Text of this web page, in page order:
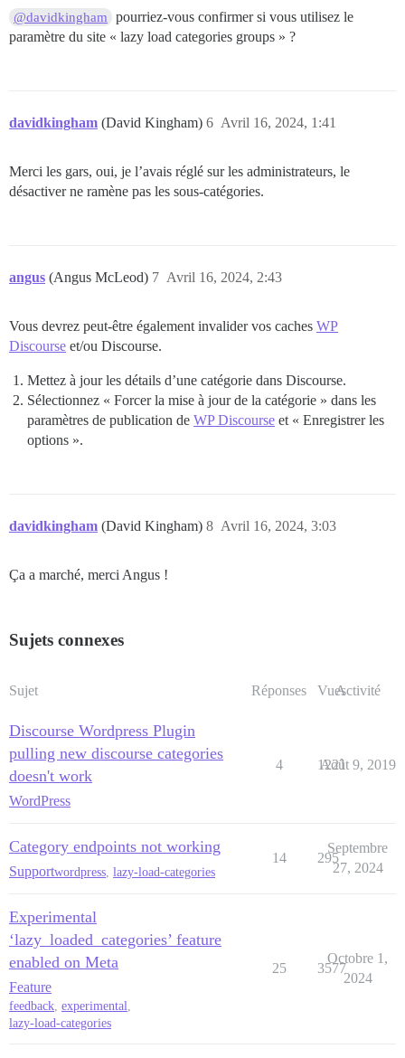
@davidkingham
pourriez-vous confirmer si vous utilisez le
paramètre du site « lazy load categories groups » ?
davidkingham (David Kingham) Avril 16, 2024, 1:41
6
Merci les gars, oui, je l’avais réglé sur les administrateurs, le
désactiver ne ramène pas les sous-catégories.
angus (Angus McLeod) Avril 16, 2024, 2:43
7
Vous devrez peut-être également invalider vos caches WP
Discourse et/ou Discourse.
Mettez à jour les détails d’une catégorie dans Discourse.
Sélectionnez « Forcer la mise à jour de la catégorie » dans les
paramètres de publication de WP Discourse et « Enregistrer les
options ».
davidkingham (David Kingham) Avril 16, 2024, 3:03
8
Ça a marché, merci Angus !
Sujets connexes
Sujet Réponses VuesActivité
Discourse Wordpress Plugin
pulling new discourse categories
doesn't work
WordPress
4 1221
Août 9, 2019
Category endpoints not working
Supportwordpress lazy-load-categories
14 295
Septembre
27, 2024
Experimental
‘lazy_loaded_categories’ feature
enabled on Meta
Feature
feedback, experimental,
lazy-load-categories
25 3577
Octobre 1,
2024